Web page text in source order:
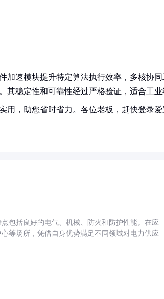
加速模块提升特定算法执行效率，多核协
稳定性和可靠性经过严格验证，适合工业
用，助您省时省力。各位老板，赶快登录
包括良好的电气、机械、防火和防护性能。在应
等场所，凭借自身优势满足不同领域对电力供应